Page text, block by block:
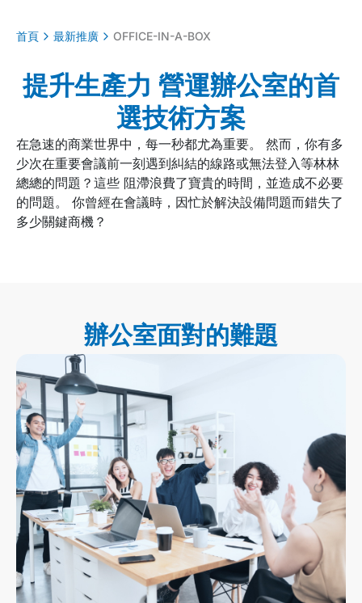
首頁 最新推廣 OFFICE-IN-A-BOX
提升生產力 營運辦公室的首
選技術方案
在急速的商業世界中，每一秒都尤為重要。 然而，你有多
少次在重要會議前一刻遇到糾結的線路或無法登入等林林
總總的問題？這些 阻滯浪費了寶貴的時間，並造成不必要
的問題。 你曾經在會議時，因忙於解決設備問題而錯失了
多少關鍵商機？
辦公室面對的難題